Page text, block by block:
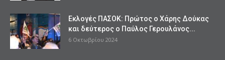
Εκλογές ΠΑΣΟΚ: Πρώτος ο Χάρης Δούκας
και δεύτερος ο Παύλος Γερουλάνος...
6 Οκτωβρίου 2024